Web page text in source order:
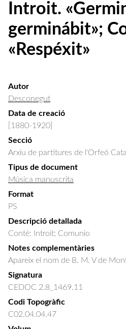
Introit.
germinábit»;
«Respéxit»
Autor
Desconegut
Data de creació
[1880-1920]
Secció
Arxiu de partitures de l'Orfeó
Tipus de document
Música manuscrita
Format
PS
Descripció detallada
Conté: Introit; Comunio
Notes complementàries
Apareix el nom de B. M. V de
Signatura
CEDOC 2.8_1469.11
Codi Topogràfic
C02.04.04.47